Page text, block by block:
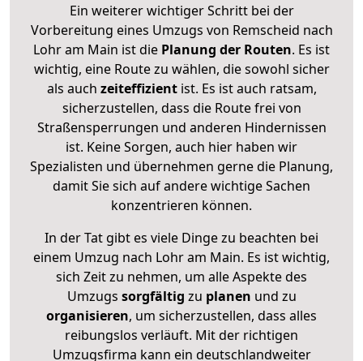
Ein weiterer wichtiger Schritt bei der
Vorbereitung eines Umzugs von Remscheid nach
Lohr am Main ist die Planung der Routen. Es ist
wichtig, eine Route zu wählen, die sowohl sicher
als auch zeiteffizientist. Es ist auch ratsam,
sicherzustellen, dass die Route frei von
Straßensperrungen und anderen Hindernissen
ist. Keine Sorgen, auch hier haben wir
Spezialisten und übernehmen gerne die Planung,
damit Sie sich auf andere wichtige Sachen
konzentrieren können.
In der Tat gibt es viele Dinge zu beachten bei
einem Umzug nach Lohr am Main. Es ist wichtig,
sich Zeit zu nehmen, um alle Aspekte des
Umzugs sorgfältig zu planen und zu
organisieren, um sicherzustellen, dass alles
reibungslos verläuft. Mit der richtigen
Umzugsfirma kann ein deutschlandweiter